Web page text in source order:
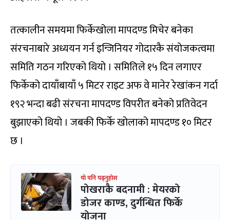
तत्कालीन समयमा फिर्केखोला मापदण्ड मिचेर बनेका
संरचनाबारे अध्ययन गर्न इन्जिनियर गोदारकै संयोजकत्वमा
समिति गठन गरिएको थियो । समितिले १५ दिन लगाएर
फिर्केको दायाँबायाँ ५ मिटर राइट अफ वे मानेर रेखांकन गर्दा
१९२ भन्दा बढी संरचना मापदण्ड विपरीत बनेको प्रतिवेदन
बुझाएको थियो । जबकी फिर्के खोलाको मापदण्ड १० मिटर
छ ।
यो पनि पढ्नुहोस
पोखराकै बदनामी : मेयरको
डोजर काण्ड, दुर्गन्धित फिर्के
योजना